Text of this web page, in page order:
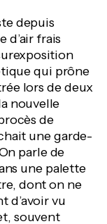
depuis
d’air frais
qui prône
lors de deux
nouvelle
de
une garde-
parle de
une palette
dont on ne
d’avoir vu
souvent